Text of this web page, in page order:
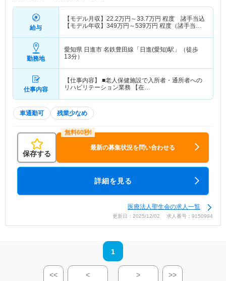
給与
【モデル月収】 22.2万円～33.7万円 程度 諸手当込
【モデル年収】 349万円～539万円 程度（諸手当・
勤務地
愛知県 日進市 名鉄豊田線「日進(愛知)駅」（徒歩
13分）
仕事内容
【仕事内容】 ■老人保健施設で入所者・通所者への
リハビリテーション業務 【在…
車通勤可 残業少なめ
保存する
最新の募集状況を問い合わせる
詳細を見る
医療法人聖生会の求人一覧
更新日：2025/12/02 求人番号：9150994
1
<< < > >>